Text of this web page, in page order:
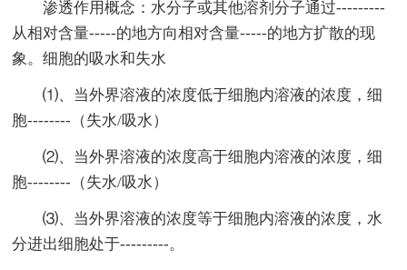
渗透作用概念：水分子或其他溶剂分子通过---------
从相对含量-----的地方向相对含量-----的地方扩散的现
象。细胞的吸水和失水
⑴、当外界溶液的浓度低于细胞内溶液的浓度，细
胞--------（失水/吸水）
⑵、当外界溶液的浓度高于细胞内溶液的浓度，细
胞--------（失水/吸水）
⑶、当外界溶液的浓度等于细胞内溶液的浓度，水
分进出细胞处于---------。